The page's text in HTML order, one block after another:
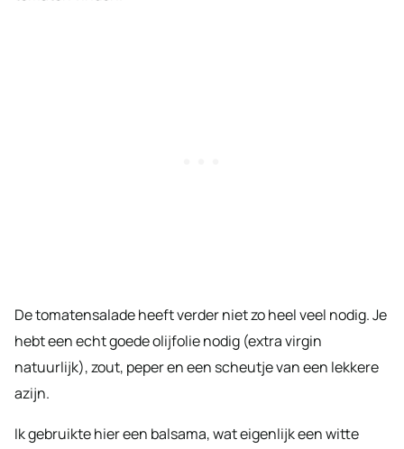
De tomatensalade heeft verder niet zo heel veel nodig. Je
hebt een echt goede olijfolie nodig (extra virgin
natuurlijk), zout, peper en een scheutje van een lekkere
azijn.
Ik gebruikte hier een balsama, wat eigenlijk een witte